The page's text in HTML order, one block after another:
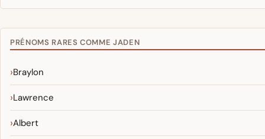
PRÉNOMS RARES COMME JADEN
Braylon
Lawrence
Albert